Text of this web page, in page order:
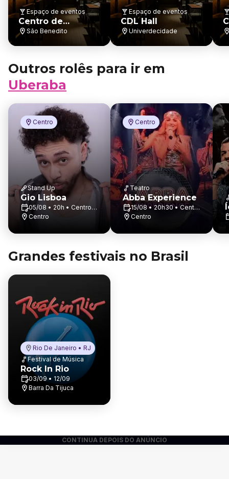
Espaço de eventos
Centro de
Eventos da ABCZ
São Benedito
Espaço de eventos
CDL Hall
Univerdecidade
Outros rolês para ir em
Uberaba
Centro
Stand Up
Gio Lisboa
05/08 • 20h • Centro
Cultural Sesiminas
Centro
Centro
Teatro
Abba Experience
15/08 • 20h30 • Centro
Cultural Sesiminas
Centro
Grandes festivais no Brasil
Rio De Janeiro • RJ
Festival de Música
Rock In Rio
03/09 • 12/09
Barra Da Tijuca
CONTINUA DEPOIS DO ANÚNCIO